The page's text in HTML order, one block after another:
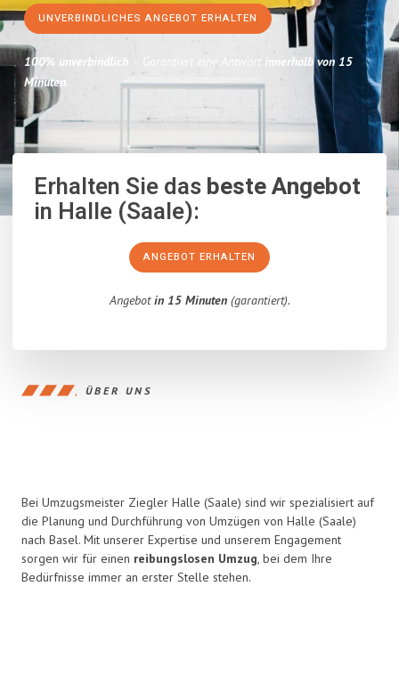
UNVERBINDLICHES ANGEBOT ERHALTEN
100% unverbindlich – Garantiert eine Antwort innerhalb von 15
Minuten.
Erhalten Sie dasbeste Angebot
in Halle (Saale):
ANGEBOT ERHALTEN
Angebotin 15 Minuten(garantiert).
ÜBER UNS
Bei Umzugsmeister Ziegler Halle (Saale) sind wir spezialisiert auf
die Planung und Durchführung von Umzügen von Halle (Saale)
nach Basel. Mit unserer Expertise und unserem Engagement
sorgen wir für einen reibungslosen Umzug, bei dem Ihre
Bedürfnisse immer an erster Stelle stehen.